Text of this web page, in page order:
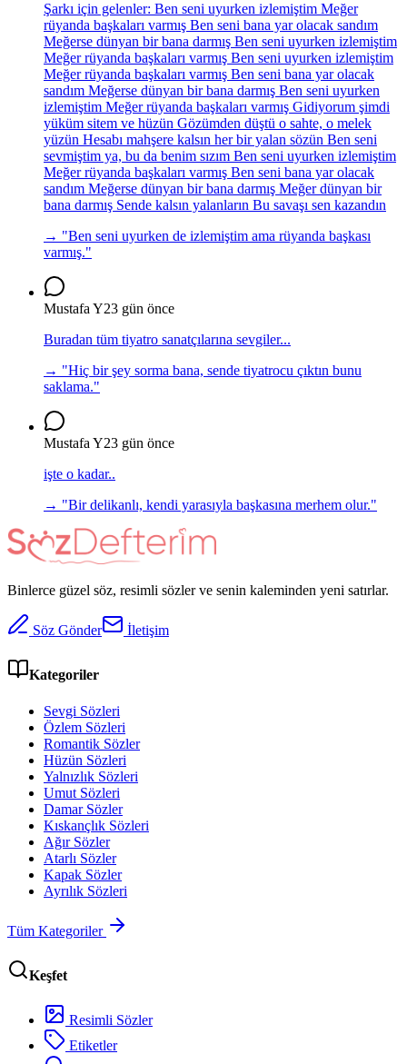
Şarkı için gelenler: Ben seni uyurken izlemiştim Meğer
rüyanda başkaları varmış Ben seni bana yar olacak sandım
Meğerse dünyan bir bana darmış Ben seni uyurken izlemiştim
Meğer rüyanda başkaları varmış Ben seni uyurken izlemiştim
Meğer rüyanda başkaları varmış Ben seni bana yar olacak
sandım Meğerse dünyan bir bana darmış Ben seni uyurken
izlemiştim Meğer rüyanda başkaları varmış Gidiyorum şimdi
yüküm sitem ve hüzün Gözümden düştü o sahte, o melek
yüzün Hesabı mahşere kalsın her bir yalan sözün Ben seni
sevmiştim ya, bu da benim sızım Ben seni uyurken izlemiştim
Meğer rüyanda başkaları varmış Ben seni bana yar olacak
sandım Meğerse dünyan bir bana darmış Meğer dünyan bir
bana darmış Sende kalsın yalanların Bu savaşı sen kazandın
→ "Ben seni uyurken de izlemiştim ama rüyanda başkası
varmış."
Mustafa Y23 gün önce
Buradan tüm tiyatro sanatçılarına sevgiler...
→ "Hiç bir şey sorma bana, sende tiyatrocu çıktın bunu
saklama."
Mustafa Y23 gün önce
işte o kadar..
→ "Bir delikanlı, kendi yarasıyla başkasına merhem olur."
Binlerce güzel söz, resimli sözler ve senin kaleminden yeni satırlar.
Söz Gönder İletişim
Kategoriler
Sevgi Sözleri
Özlem Sözleri
Romantik Sözler
Hüzün Sözleri
Yalnızlık Sözleri
Umut Sözleri
Damar Sözler
Kıskançlık Sözleri
Ağır Sözler
Atarlı Sözler
Kapak Sözler
Ayrılık Sözleri
Tüm Kategoriler
Keşfet
Resimli Sözler
Etiketler